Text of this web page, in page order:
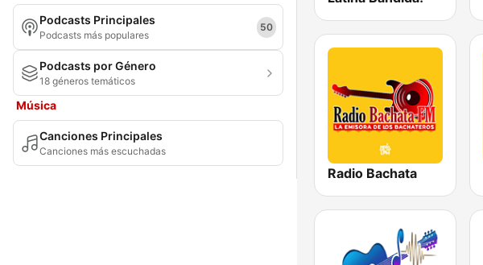
Podcasts Principales
Podcasts más populares
50
Podcasts por Género
18 géneros temáticos
Música
Canciones Principales
Canciones más escuchadas
Radio Bachata